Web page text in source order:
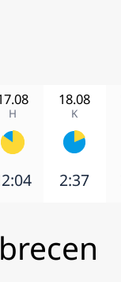
H
18.08
K
2:37